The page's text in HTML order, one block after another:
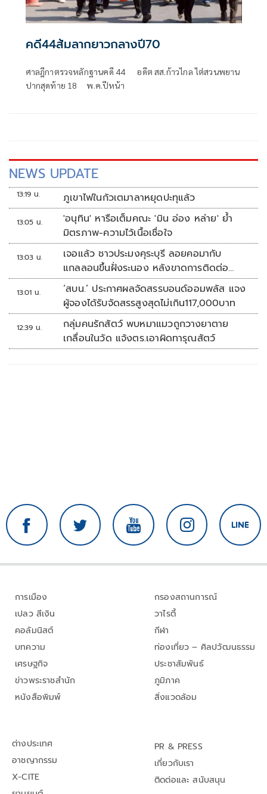
คดี44ส้มลากยาวกลางปี70
ศาลฎีกาตรวจหลักฐานคดี 44 อดีต สส.ก้าวไกล ไต่สวนพยาน
ปากสุดท้าย 18 พ.ค.ปีหน้า
NEWS UPDATE
13:19 น. ภูเขาไฟในกัวเตมาลาหยุดปะทุแล้ว
13:05 น.
'อนุทิน' หารือเต็มคณะ 'มิน อ่อง หล่าย' ย้ำ
มิตรภาพ-ความไว้เนื้อเชื่อใจ
13:03 น.
เจอแล้ว ชาวประมงคุระบุรี ลอยคอมากับ
แกลลอนขึ้นฝั่งระนอง หลังขาดการติดต่อ
หลายวัน
13:01 น.
‘สบน.’ ประกาศผลจัดสรรบอนด์ออมพลัส แจง
ผู้จองได้รับจัดสรรสูงสุดไม่เกิน117,000บาท
12:39 น.
กลุ่มคนรักสัตว์ พบหมาแมวถูกวางยาตาย
เกลื่อนในวัด แจ้งตร.เอาผิดทารุณสัตว์
การเมือง
เปลว สีเงิน
คอลัมนิสต์
บทความ
เศรษฐกิจ
ข่าวพระราชสำนัก
หนังสือพิมพ์
กรองสถานการณ์
วาไรตี้
กีฬา
ท่องเที่ยว – ศิลปวัฒนธรรม
ประชาสัมพันธ์
ภูมิภาค
สิ่งแวดล้อม
ต่างประเทศ
อาชญากรรม
X-CITE
PR & PRESS
เกี่ยวกับเรา
ติดต่อและ สนับสนุน